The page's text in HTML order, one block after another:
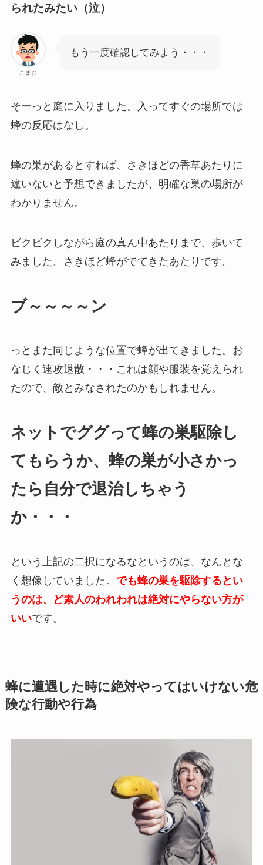
られたみたい（泣）
こまお
もう一度確認してみよう・・・
そーっと庭に入りました。入ってすぐの場所では
蜂の反応はなし。
蜂の巣があるとすれば、さきほどの香草あたりに
違いないと予想できましたが、明確な巣の場所が
わかりません。
ビクビクしながら庭の真ん中あたりまで、歩いて
みました。さきほど蜂がでてきたあたりです。
ブ～～～～ン
っとまた同じような位置で蜂が出てきました。お
なじく速攻退散・・・これは顔や服装を覚えられ
たので、敵とみなされたのかもしれません。
ネットでググって蜂の巣駆除し
てもらうか、蜂の巣が小さかっ
たら自分で退治しちゃう
か・・・
という上記の二択になるなというのは、なんとな
く想像していました。 でも蜂の巣を駆除するとい
うのは、ど素人のわれわれは絶対にやらない方が
いいです。
蜂に遭遇した時に絶対やってはいけない危
険な行動や行為